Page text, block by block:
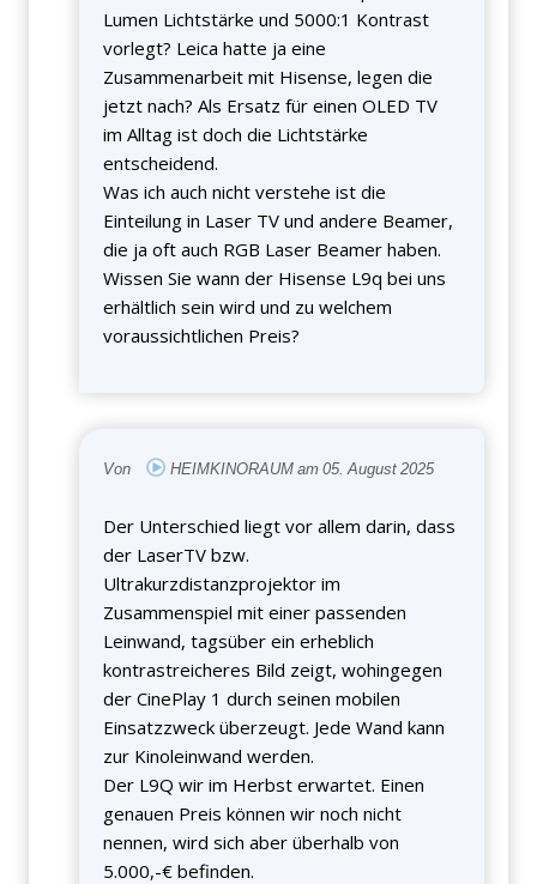
Lumen Lichtstärke und 5000:1 Kontrast
vorlegt? Leica hatte ja eine
Zusammenarbeit mit Hisense, legen die
jetzt nach? Als Ersatz für einen OLED TV
im Alltag ist doch die Lichtstärke
entscheidend.
Was ich auch nicht verstehe ist die
Einteilung in Laser TV und andere Beamer,
die ja oft auch RGB Laser Beamer haben.
Wissen Sie wann der Hisense L9q bei uns
erhältlich sein wird und zu welchem
voraussichtlichen Preis?
Von HEIMKINORAUM am 05. August 2025
Der Unterschied liegt vor allem darin, dass
der LaserTV bzw.
Ultrakurzdistanzprojektor im
Zusammenspiel mit einer passenden
Leinwand, tagsüber ein erheblich
kontrastreicheres Bild zeigt, wohingegen
der CinePlay 1 durch seinen mobilen
Einsatzzweck überzeugt. Jede Wand kann
zur Kinoleinwand werden.
Der L9Q wir im Herbst erwartet. Einen
genauen Preis können wir noch nicht
nennen, wird sich aber überhalb von
5.000,-€ befinden.